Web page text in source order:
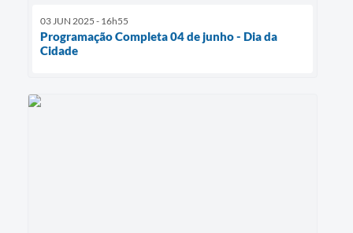
03 JUN 2025 - 16h55
Programação Completa 04 de junho - Dia da
Cidade